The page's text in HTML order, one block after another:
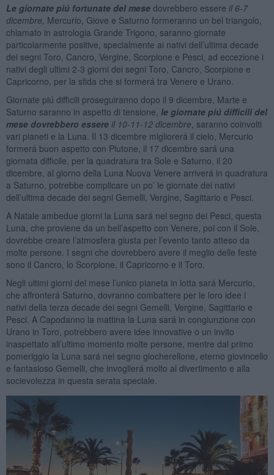
Le giornate piú fortunate del mese dovrebbero essere il 6-7
dicembre, Mercurio, Giove e Saturno formeranno un bel triangolo,
chiamato in astrologia Grande Trigono, saranno giornate
particolarmente positive, specialmente ai nativi dell’ultima decade
dei segni Toro, Cancro, Vergine, Scorpione e Pesci, ad eccezione i
nativi degli ultimi 2-3 giorni dei segni Toro, Cancro, Scorpione e
Capricorno, per la sfida che si formerá tra Venere e Urano.
Giornate piú difficili proseguiranno dopo il 9 dicembre, Marte e
Saturno saranno in aspetto di tensione, le giornate piú difficili del
mese dovrebbero essere il 10-11-12 dicembre , saranno coinvolti
vari pianeti e la Luna. Il 13 dicembre migliorerá il cielo, Mercurio
formerá buon aspetto con Plutone, il 17 dicembre sará una
giornata difficile, per la quadratura tra Sole e Saturno, il 20
dicembre, al giorno della Luna Nuova Venere arriverá in quadratura
a Saturno, potrebbe complicare un po’ le giornate dei nativi
dell’ultima decade dei segni Gemelli, Vergine, Sagittario e Pesci.
A Natale ambedue giorni la Luna sará nel segno dei Pesci, questa
Luna, che proviene da un bell’aspetto con Venere, poi con il Sole,
dovrebbe creare l’atmosfera giusta per l’evento tanto atteso da
molte persone. I segni che dovrebbero avere il meglio delle feste
sono il Cancro, lo Scorpione, il Capricorno e il Toro.
Negli ultimi giorni del mese l’unico pianeta in lotta sará Mercurio,
che affronterá Saturno, dovranno combattere per le loro idee i
nativi della terza decade dei segni Gemelli, Vergine, Sagittario e
Pesci. A Capodanno la mattina la Luna sará in congiunzione con
Urano in Toro, potrebbero avere idee innovative o un invito
inaspettato all’ultimo momento molte persone, mentre dal primo
pomeriggio la Luna sará nel segno giocherellone, eterno giovincello
e fantasioso Gemelli, che invoglierá molto al divertimento e alla
socievolezza in questa serata speciale.